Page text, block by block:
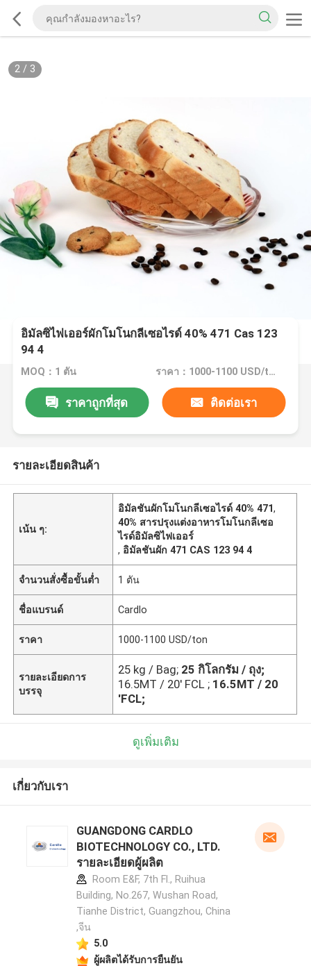
2/ 3
อิมัลซิไฟเออร์ผักโมโนกลีเซอไรด์ 40% 471 Cas 123
94 4
MOQ：1 ตัน ราคา：1000-1100 USD/ton
ราคาถูกที่สุด ติดต่อเรา
รายละเอียดสินค้า
เน้น ๆ:
อิมัลชันผักโมโนกลีเซอไรด์ 40% 471,
40% สารปรุงแต่งอาหารโมโนกลีเซอ
ไรด์อิมัลซิไฟเออร์
, อิมัลชันผัก 471 CAS 123 94 4
จำนวนสั่งซื้อขั้นต่ำ 1 ตัน
ชื่อแบรนด์ Cardlo
ราคา 1000-1100 USD/ton
รายละเอียดการ
บรรจุ
25 kg / Bag; 25 กิโลกรัม / ถุง;
16.5MT / 20' FCL ; 16.5MT / 20
'FCL;
ดูเพิ่มเติม
เกี่ยวกับเรา
GUANGDONG CARDLO
BIOTECHNOLOGY CO., LTD.
รายละเอียดผู้ผลิต
Room E&F, 7th Fl., Ruihua
Building, No.267, Wushan Road,
Tianhe District, Guangzhou, China
,จีน
5.0
ผู้ผลิตได้รับการยืนยัน